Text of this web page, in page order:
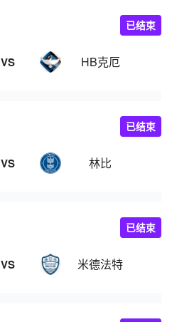
VS HB克厄
已结束
VS 林比
已结束
VS 米德法特
已结束